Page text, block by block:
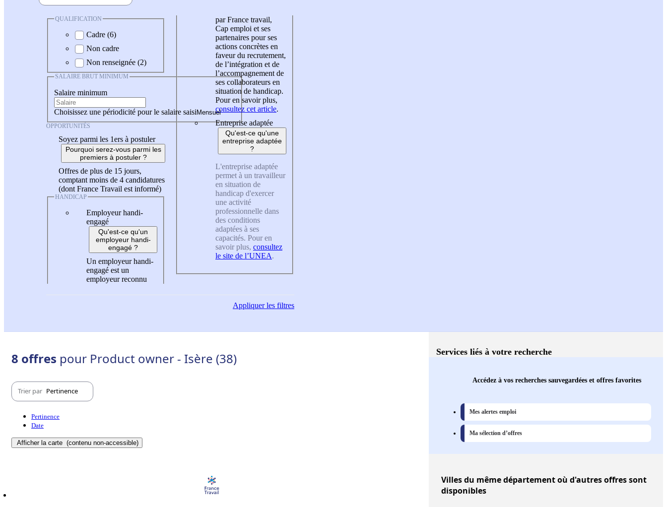
QUALIFICATION
Cadre (6)
Non cadre
Non renseignée (2)
SALAIRE BRUT MINIMUM
Salaire minimum
Choisissez une périodicité pour le salaire saisi
OPPORTUNITÉS
Soyez parmi les 1ers à postuler
Pourquoi serez-vous parmi les
premiers à postuler ?
Offres de plus de 15 jours,
comptant moins de 4 candidatures
(dont France Travail est informé)
HANDICAP
Employeur handi-
engagé
Qu'est-ce qu'un
employeur handi-
engagé ?
Un employeur handi-
engagé est un
employeur reconnu
par France travail,
Cap emploi et ses
partenaires pour ses
actions concrètes en
faveur du recrutement,
de l’intégration et de
l’accompagnement de
ses collaborateurs en
situation de handicap.
Pour en savoir plus,
consultez cet article.
Entreprise adaptée
Qu'est-ce qu'une
entreprise adaptée
?
L'entreprise adaptée
permet à un travailleur
en situation de
handicap d'exercer
une activité
professionnelle dans
des conditions
adaptées à ses
capacités. Pour en
savoir plus, consultez
le site de l’UNEA.
Appliquerles filtres
8 offres pour Product owner - Isère (38)
Trier par Pertinence
Pertinence
Date
Afficher la carte (contenu non-accessible)
Services liés à votre recherche
Accédez à vos recherches sauvegardées et offres favorites
Mes alertes emploi
Ma sélection d’offres
Villesdu même département où d'autres offres sont
disponibles